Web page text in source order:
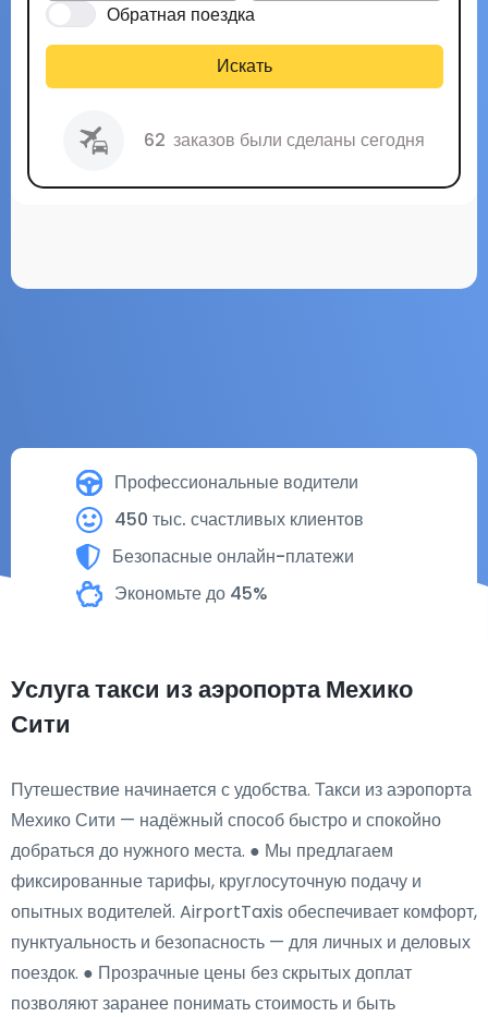
Профессиональные водители
450 тыс. счастливых клиентов
Безопасные онлайн-платежи
Экономьте до 45%
Обратная поездка
Искать
62 заказов были сделаны сегодня
Услуга такси из аэропорта Мехико
Сити
Путешествие начинается с удобства. Такси из аэропорта
Мехико Сити — надёжный способ быстро и спокойно
добраться до нужного места. ● Мы предлагаем
фиксированные тарифы, круглосуточную подачу и
опытных водителей. AirportTaxis обеспечивает комфорт,
пунктуальность и безопасность — для личных и деловых
поездок. ● Прозрачные цены без скрытых доплат
позволяют заранее понимать стоимость и быть